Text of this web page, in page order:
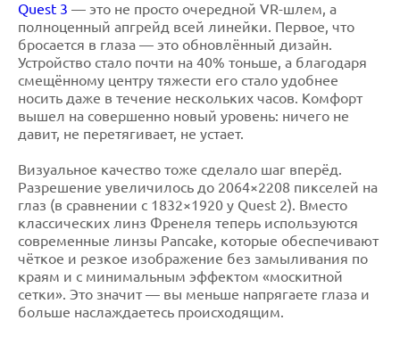
Quest 3 — это не просто очередной VR-шлем, а
полноценный апгрейд всей линейки. Первое, что
бросается в глаза — это обновлённый дизайн.
Устройство стало почти на 40% тоньше, а благодаря
смещённому центру тяжести его стало удобнее
носить даже в течение нескольких часов. Комфорт
вышел на совершенно новый уровень: ничего не
давит, не перетягивает, не устает.
Визуальное качество тоже сделало шаг вперёд.
Разрешение увеличилось до 2064×2208 пикселей на
глаз (в сравнении с 1832×1920 у Quest 2). Вместо
классических линз Френеля теперь используются
современные линзы Pancake, которые обеспечивают
чёткое и резкое изображение без замыливания по
краям и с минимальным эффектом «москитной
сетки». Это значит — вы меньше напрягаете глаза и
больше наслаждаетесь происходящим.